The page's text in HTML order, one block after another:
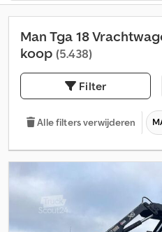
Man Tga 18
koop (5.438)
Filter
Alle filters verwijderen